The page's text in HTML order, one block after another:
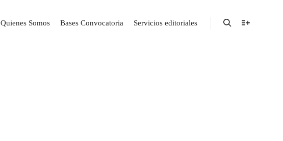
Quienes Somos Bases Convocatoria Servicios editoriales